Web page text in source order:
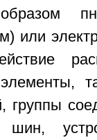
или
группы